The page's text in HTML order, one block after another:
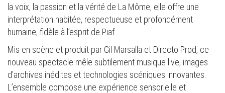
la voix, la passion et la vérité de La Môme, elle offre une
interprétation habitée, respectueuse et profondément
humaine, fidèle à l’esprit de Piaf.
Mis en scène et produit par Gil Marsalla et Directo Prod, ce
nouveau spectacle mêle subtilement musique live, images
d’archives inédites et technologies scéniques innovantes.
L’ensemble compose une expérience sensorielle et